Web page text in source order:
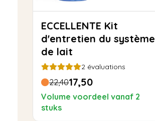
ECCELLENTE Kit
d'entretien du système
de lait
2 évaluations
22,4017,50
Volume voordeel vanaf 2
stuks